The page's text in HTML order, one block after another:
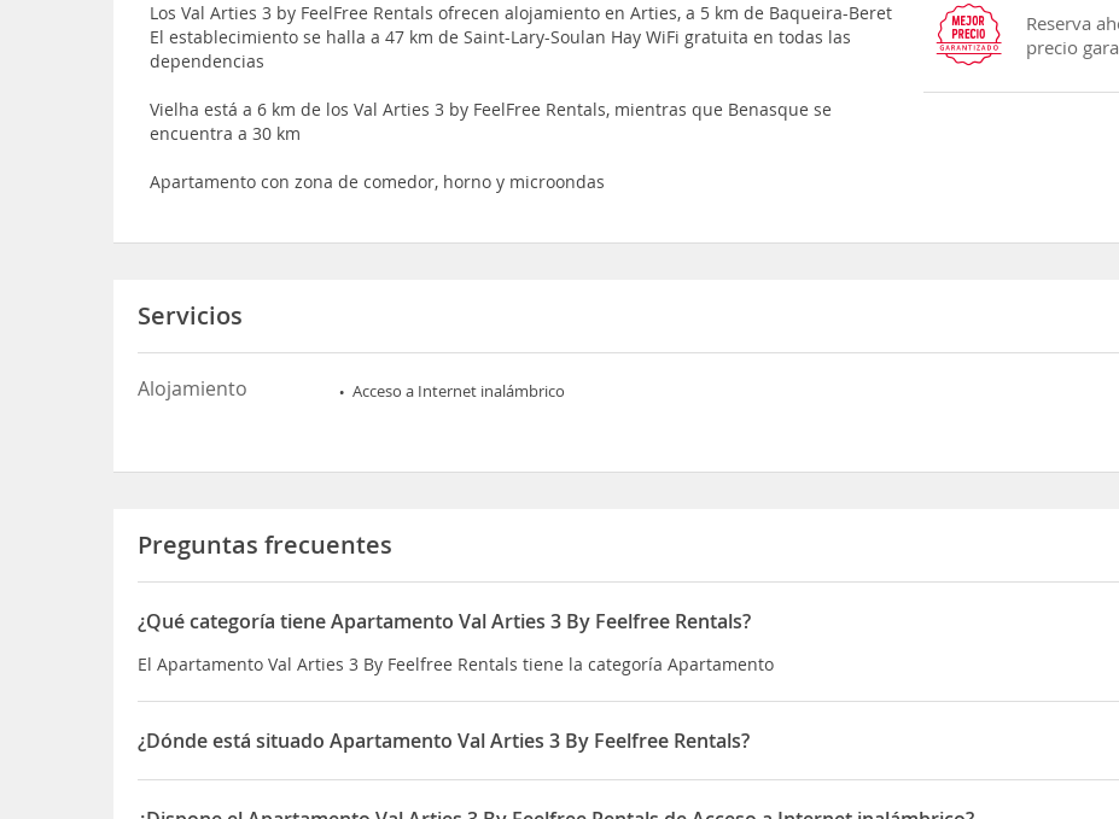
Los Val Arties 3 by FeelFree Rentals ofrecen alojamiento en Arties, a 5 km de Baqueira-Beret
El establecimiento se halla a 47 km de Saint-Lary-Soulan Hay WiFi gratuita en todas las
dependencias
Vielha está a 6 km de los Val Arties 3 by FeelFree Rentals, mientras que Benasque se
encuentra a 30 km
Apartamento con zona de comedor, horno y microondas
Reserva
precio
Servicios
Alojamiento Acceso a Internet inalámbrico
Preguntas frecuentes
¿Qué categoría tiene Apartamento Val Arties 3 By Feelfree Rentals?
El Apartamento Val Arties 3 By Feelfree Rentals tiene la categoría Apartamento
¿Dónde está situado Apartamento Val Arties 3 By Feelfree Rentals?
El Apartamento Val Arties 3 By Feelfree Rentals está situado en Carrer dera Hont, 6.